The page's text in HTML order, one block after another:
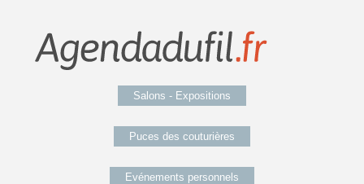
Salons - Expositions
Puces des couturières
Evénements personnels